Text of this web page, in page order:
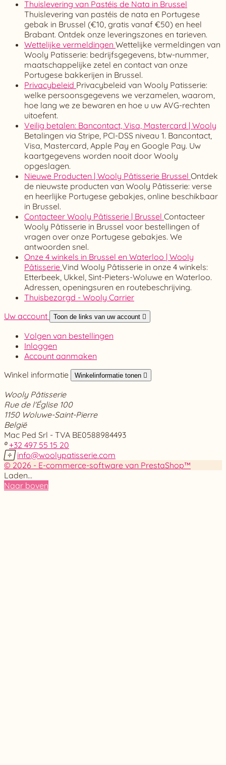
Thuislevering van Pastéis de Nata in Brussel
Thuislevering van pastéis de nata en Portugese
gebak in Brussel (€10, gratis vanaf €50) en heel
Brabant. Ontdek onze leveringszones en tarieven.
Wettelijke vermeldingen Wettelijke vermeldingen van
Wooly Patisserie: bedrijfsgegevens, btw-nummer,
maatschappelijke zetel en contact van onze
Portugese bakkerijen in Brussel.
Privacybeleid Privacybeleid van Wooly Patisserie:
welke persoonsgegevens we verzamelen, waarom,
hoe lang we ze bewaren en hoe u uw AVG-rechten
uitoefent.
Veilig betalen: Bancontact, Visa, Mastercard | Wooly
Betalingen via Stripe, PCI-DSS niveau 1. Bancontact,
Visa, Mastercard, Apple Pay en Google Pay. Uw
kaartgegevens worden nooit door Wooly
opgeslagen.
Nieuwe Producten | Wooly Pâtisserie Brussel Ontdek
de nieuwste producten van Wooly Pâtisserie: verse
en heerlijke Portugese gebakjes, online beschikbaar
in Brussel.
Contacteer Wooly Pâtisserie | Brussel Contacteer
Wooly Pâtisserie in Brussel voor bestellingen of
vragen over onze Portugese gebakjes. We
antwoorden snel.
Onze 4 winkels in Brussel en Waterloo | Wooly
Pâtisserie Vind Wooly Pâtisserie in onze 4 winkels:
Etterbeek, Ukkel, Sint-Pieters-Woluwe en Waterloo.
Adressen, openingsuren en routebeschrijving.
Thuisbezorgd - Wooly Carrier
Uw account
Toon de links van uw account 
Volgen van bestellingen
Inloggen
Account aanmaken
Winkel informatie
Winkelinformatie tonen 
Wooly Pâtisserie
Rue de l'Église 100
1150 Woluwe-Saint-Pierre
België
Mac Ped Srl - TVA BE0588984493
 +32 497 55 15 20
 info@woolypatisserie.com
© 2026 - E-commerce-software van PrestaShop™
Laden…
Naar boven